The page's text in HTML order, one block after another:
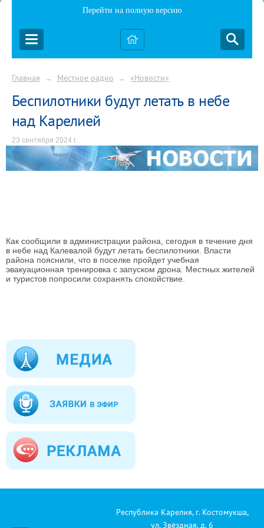
Перейти на полную версию
Главная → Местное радио → «Новости»
Беспилотники будут летать в небе
над Карелией
23 сентября 2024 г.
Как сообщили в администрации района, сегодня в течение дня
в небе над Калевалой будут летать беспилотники. Власти
района пояснили, что в поселке пройдет учебная
эвакуационная тренировка с запуском дрона. Местных жителей
и туристов попросили сохранять спокойствие.
Республика Карелия, г. Костомукша,
ул. Звёздная, д. 6